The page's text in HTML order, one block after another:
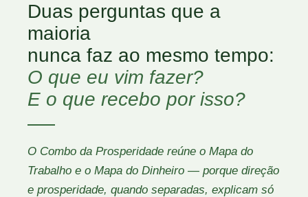
Duas perguntas que a
maioria
nunca faz ao mesmo tempo:
O que eu vim fazer?
E o que recebo por isso?
O Combo da Prosperidade reúne o Mapa do
Trabalho e o Mapa do Dinheiro — porque direção
e prosperidade, quando separadas, explicam só